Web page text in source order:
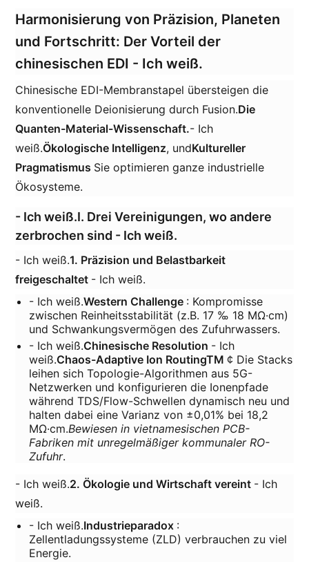
Harmonisierung von Präzision, Planeten
und Fortschritt: Der Vorteil der
chinesischen EDI - Ich weiß.
Chinesische EDI-Membranstapel übersteigen die
konventionelle Deionisierung durch Fusion.Die
Quanten-Material-Wissenschaft.- Ich
weiß.Ökologische Intelligenz, undKultureller
Pragmatismus Sie optimieren ganze industrielle
Ökosysteme.
- Ich weiß.I. Drei Vereinigungen, wo andere
zerbrochen sind - Ich weiß.
- Ich weiß.1. Präzision und Belastbarkeit
freigeschaltet - Ich weiß.
- Ich weiß.Western Challenge : Kompromisse
zwischen Reinheitsstabilität (z.B. 17 ‰ 18 MΩ·cm)
und Schwankungsvermögen des Zufuhrwassers.
- Ich weiß.Chinesische Resolution - Ich
weiß.Chaos-Adaptive Ion RoutingTM ¢ Die Stacks
leihen sich Topologie-Algorithmen aus 5G-
Netzwerken und konfigurieren die Ionenpfade
während TDS/Flow-Schwellen dynamisch neu und
halten dabei eine Varianz von ±0,01% bei 18,2
MΩ·cm.Bewiesen in vietnamesischen PCB-
Fabriken mit unregelmäßiger kommunaler RO-
Zufuhr.
- Ich weiß.2. Ökologie und Wirtschaft vereint - Ich
weiß.
- Ich weiß.Industrieparadox :
Zellentladungssysteme (ZLD) verbrauchen zu viel
Energie.